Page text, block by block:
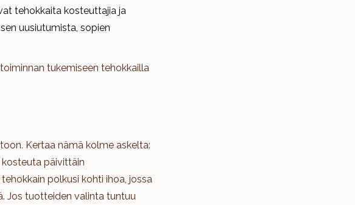
tehokkaita kosteuttajia ja
uusiutumista, sopien
tukemiseen tehokkailla
Kertaa nämä kolme askelta:
kosteuta päivittäin
polkusi kohti ihoa, jossa
Jos tuotteiden valinta tuntuu